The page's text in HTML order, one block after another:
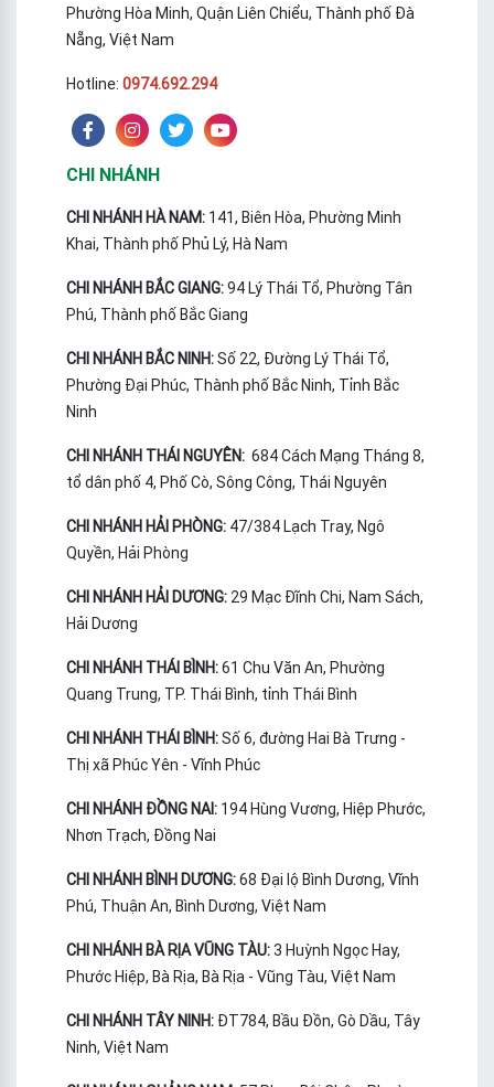
Phường Hòa Minh, Quận Liên Chiểu, Thành phố Đà
Nẵng, Việt Nam
Hotline: 0974.692.294
CHI NHÁNH
CHI NHÁNH HÀ NAM: 141, Biên Hòa, Phường Minh
Khai, Thành phố Phủ Lý, Hà Nam
CHI NHÁNH BẮC GIANG:94 Lý Thái Tổ, Phường Tân
Phú, Thành phố Bắc Giang
CHI NHÁNH BẮC NINH:Số 22, Đường Lý Thái Tổ,
Phường Đại Phúc, Thành phố Bắc Ninh, Tỉnh Bắc
Ninh
CHI NHÁNH THÁI NGUYÊN: 684 Cách Mạng Tháng 8,
tổ dân phố 4, Phố Cò, Sông Công, Thái Nguyên
CHI NHÁNH HẢI PHÒNG: 47/384 Lạch Tray, Ngô
Quyền, Hải Phòng
CHI NHÁNH HẢI DƯƠNG: 29 Mạc Đĩnh Chi, Nam Sách,
Hải Dương
CHI NHÁNH THÁI BÌNH:61 Chu Văn An, Phường
Quang Trung, TP. Thái Bình, tỉnh Thái Bình
CHI NHÁNH THÁI BÌNH:Số 6, đường Hai Bà Trưng -
Thị xã Phúc Yên - Vĩnh Phúc
CHI NHÁNH ĐỒNG NAI: 194 Hùng Vương, Hiệp Phước,
Nhơn Trạch, Đồng Nai
CHI NHÁNH BÌNH DƯƠNG:68 Đại lộ Bình Dương, Vĩnh
Phú, Thuận An, Bình Dương, Việt Nam
CHI NHÁNH BÀ RỊA VŨNG TÀU:3 Huỳnh Ngọc Hay,
Phước Hiệp, Bà Rịa, Bà Rịa - Vũng Tàu, Việt Nam
CHI NHÁNH TÂY NINH: ĐT784, Bầu Đồn, Gò Dầu, Tây
Ninh, Việt Nam